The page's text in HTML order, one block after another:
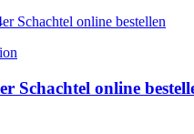
Schachtel online